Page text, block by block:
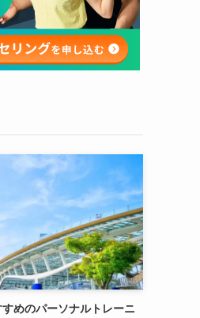
めのパーソナルトレーニ